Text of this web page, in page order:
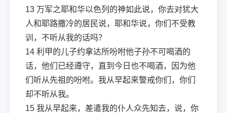
13 万军之耶和华以色列的神如此说，你去对犹大
人和耶路撒冷的居民说，耶和华说，你们不受教
训，不听从我的话吗？
14 利甲的儿子约拿达所吩咐他子孙不可喝酒的
话，他们已经遵守，直到今日也不喝酒，因为他
们听从先祖的吩咐。我从早起来警戒你们，你们
却不听从我。
15 我从早起来，差遣我的仆人众先知去，说，你